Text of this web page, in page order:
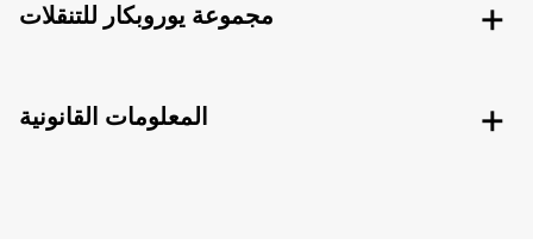
مجموعة يوروبكار للتنقلات
المعلومات القانونية